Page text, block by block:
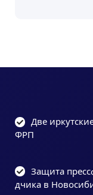
Две
ФРП
Защита
дчика в